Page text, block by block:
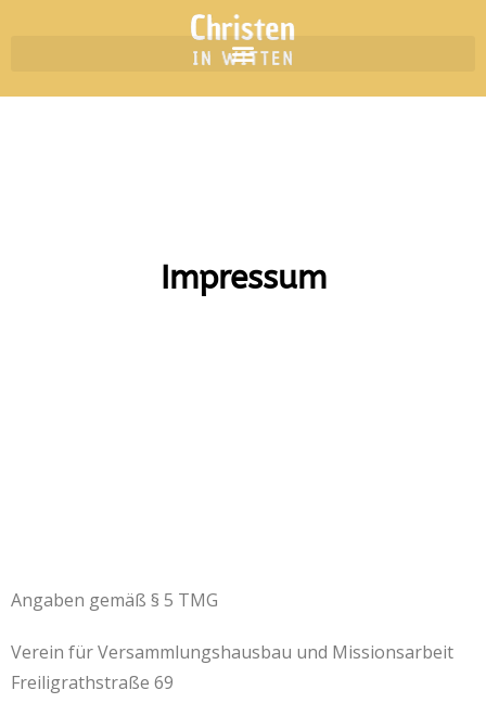
Impressum
Angaben gemäß § 5 TMG
Verein für Versammlungshausbau und Missionsarbeit
Freiligrathstraße 69